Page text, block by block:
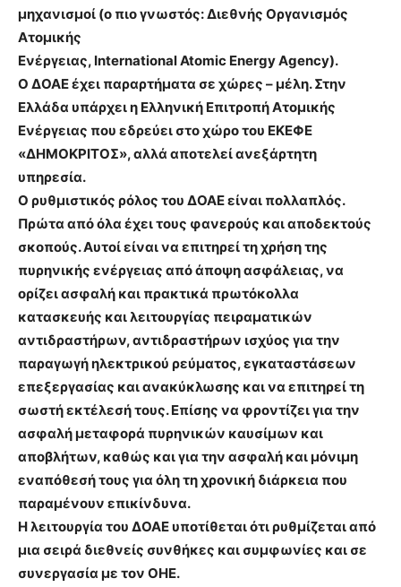
μηχανισμοί (ο πιο γνωστός: Διεθνής Οργανισμός
Ατομικής
Ενέργειας, International Atomic Energy Agency).
Ο ΔΟΑΕ έχει παραρτήματα σε χώρες – μέλη. Στην
Ελλάδα υπάρχει η Ελληνική Επιτροπή Ατομικής
Ενέργειας που εδρεύει στο χώρο του ΕΚΕΦΕ
«ΔΗΜΟΚΡΙΤΟΣ», αλλά αποτελεί ανεξάρτητη
υπηρεσία.
O ρυθμιστικός ρόλος του ΔΟΑΕ είναι πολλαπλός.
Πρώτα από όλα έχει τους φανερούς και αποδεκτούς
σκοπούς. Αυτοί είναι να επιτηρεί τη χρήση της
πυρηνικής ενέργειας από άποψη ασφάλειας, να
ορίζει ασφαλή και πρακτικά πρωτόκολλα
κατασκευής και λειτουργίας πειραματικών
αντιδραστήρων, αντιδραστήρων ισχύος για την
παραγωγή ηλεκτρικού ρεύματος, εγκαταστάσεων
επεξεργασίας και ανακύκλωσης και να επιτηρεί τη
σωστή εκτέλεσή τους. Επίσης να φροντίζει για την
ασφαλή μεταφορά πυρηνικών καυσίμων και
αποβλήτων, καθώς και για την ασφαλή και μόνιμη
εναπόθεσή τους για όλη τη χρονική διάρκεια που
παραμένουν επικίνδυνα.
Η λειτουργία του ΔΟΑΕ υποτίθεται ότι ρυθμίζεται από
μια σειρά διεθνείς συνθήκες και συμφωνίες και σε
συνεργασία με τον ΟΗΕ.